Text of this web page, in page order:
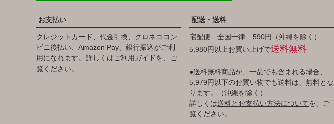
お支払い
クレジットカード、代金引換、クロネココン
ビニ後払い、Amazon Pay、銀行振込がご利
用になれます。詳しくはご利用ガイドを、ご
覧ください。
配送・送料
宅配便 全国一律 590円（沖縄を除く）
5,980円以上お買い上げで送料無料
●送料無料商品が、一品でも含まれる場合、
5,979円以下のお買い物でも送料は、無料とな
ります。（沖縄を除く）
詳しくは送料とお支払い方法についてを、ご
覧ください。